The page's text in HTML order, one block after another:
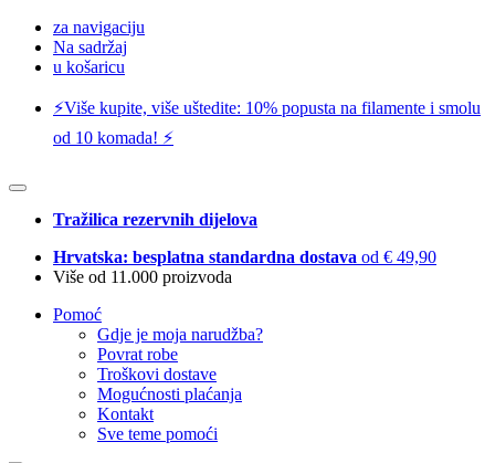
za navigaciju
Na sadržaj
u košaricu
⚡️Više kupite, više uštedite: 10% popusta na filamente i smolu
od 10 komada! ⚡️
Tražilica rezervnih dijelova
Hrvatska: besplatna standardna dostava od € 49,90
Više od 11.000 proizvoda
Pomoć
Gdje je moja narudžba?
Povrat robe
Troškovi dostave
Mogućnosti plaćanja
Kontakt
Sve teme pomoći